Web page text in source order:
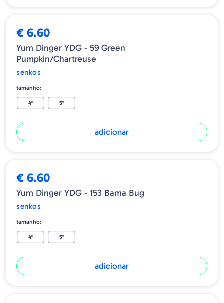
€ 6.60
Yum Dinger YDG - 59 Green
Pumpkin/Chartreuse
senkos
tamanho:
4" 5"
adicionar
€ 6.60
Yum Dinger YDG - 153 Bama Bug
senkos
tamanho:
4" 5"
adicionar